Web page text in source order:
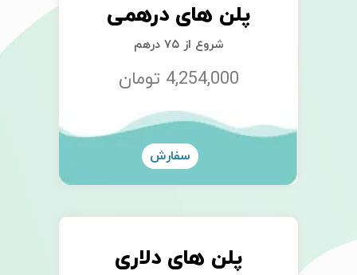
پلن های درهمی
شروع از ۷۵ درهم
4,254,000 تومان
سفارش
پلن های دلاری